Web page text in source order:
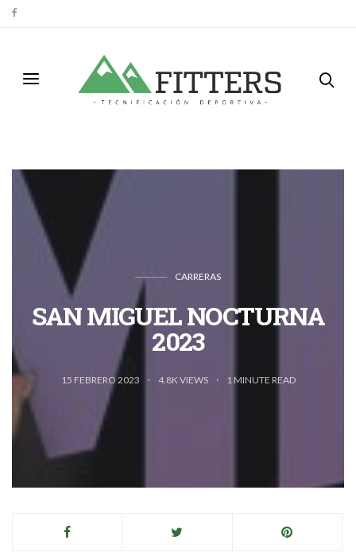
CARRERAS
SAN MIGUEL NOCTURNA
2023
15 FEBRERO 2023 4.8K VIEWS 1 MINUTE READ